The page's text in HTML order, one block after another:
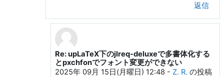
返信
ya ra への返信
Re: upLaTeX下のjlreq-deluxeで多書体化する
とpxchfonでフォント変更ができない
2025年 09月 15日(月曜日) 12:48 - Z. R. の投稿